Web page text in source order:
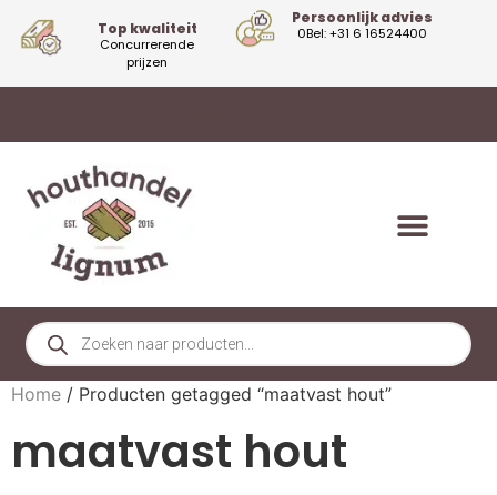
Top kwaliteit
Concurrerende
prijzen
Persoonlijk advies
0Bel: +31 6 16524400
Home / Producten getagged “maatvast hout”
maatvast hout